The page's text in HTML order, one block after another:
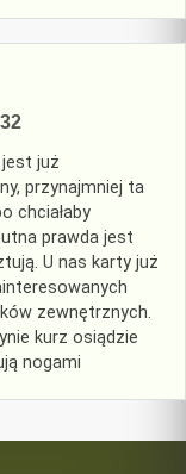
już
przynajmniej ta
chciałaby
prawda jest
U nas karty już
zewnętrznych.
kurz osiądzie
nogami